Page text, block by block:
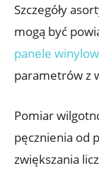
Szczegóły
mogą być
panele
parametrów z
Pomiar
pęcznienia od
zwiększania